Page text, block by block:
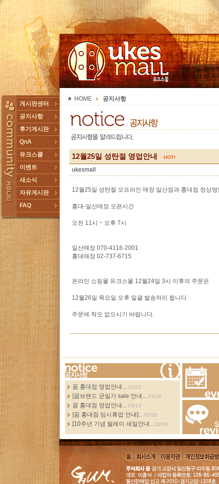
TOGGLE
게시판센터
공지사항
후기게시판
QnA
유크스쿨
이벤트
새소식
자유게시판
FAQ
HOME 공지사항
12월25일 성탄절 영업안내
ukesmall
12월25일 성탄절 오프라인 매장 일산점과 홍대점 정상
홍대-일산매장 오픈시간
오전 11시 ~ 오후 7시
일산매장 070-4116-2001
홍대매장 02-737-6715
온라인 쇼핑몰 유크스몰 12월24일 3시 이후의 주문은
12월26일 목요일 오후 일괄 발송처리 됩니다
주문에 착오 없으시기 바랍니다.
more...
꿈 홍대점 영업안내... 11/22
[꿈브랜드 균일가 sale 안내... 03/18
꿈 홍대점 영업안내... 03/13
[꿈 홍대점 임시휴업 안내]... 02/26
[10주년 기념 릴레이 세일안내... 02/06
Events
Review
홈
회사소
개
이용약
관
개인정보취급
침